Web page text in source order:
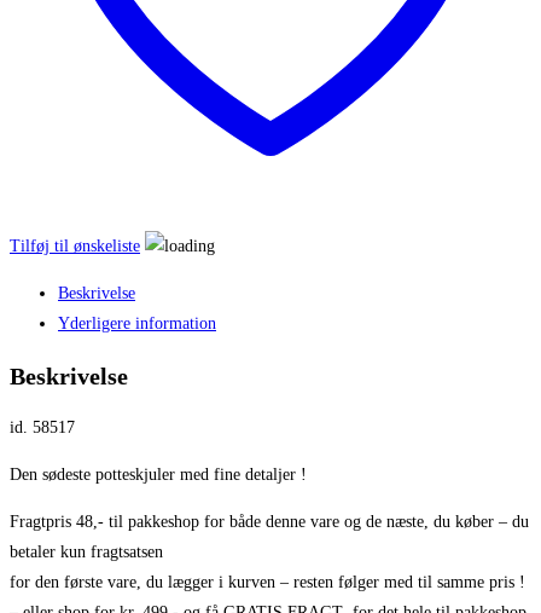
Tilføj til ønskeliste
Beskrivelse
Yderligere information
Beskrivelse
id. 58517
Den sødeste potteskjuler med fine detaljer !
Fragtpris 48,- til pakkeshop for både denne vare og de næste, du køber – du
betaler kun fragtsatsen
for den første vare, du lægger i kurven – resten følger med til samme pris !